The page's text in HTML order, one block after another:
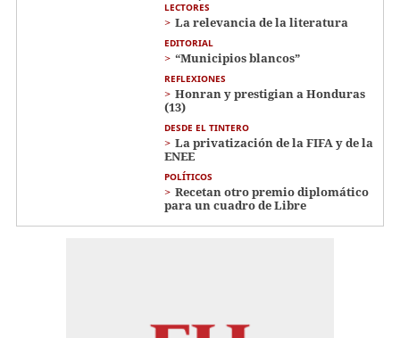
LECTORES
La relevancia de la literatura
EDITORIAL
“Municipios blancos”
REFLEXIONES
Honran y prestigian a Honduras
(13)
DESDE EL TINTERO
La privatización de la FIFA y de la
ENEE
POLÍTICOS
Recetan otro premio diplomático
para un cuadro de Libre